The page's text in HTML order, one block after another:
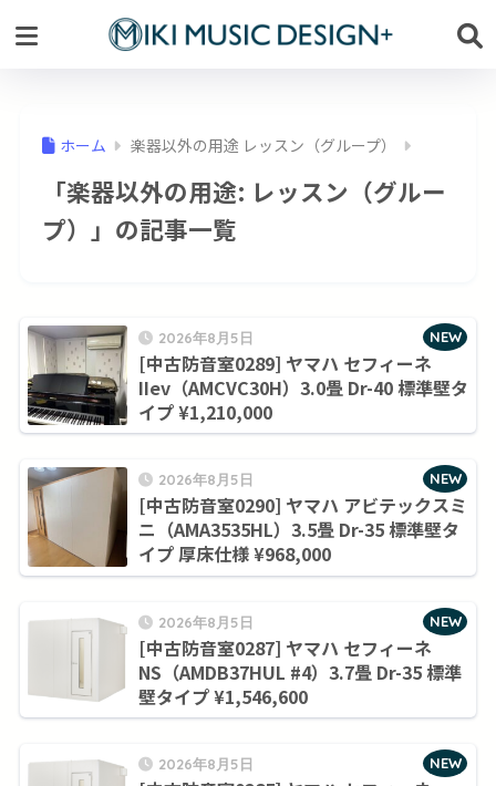
ホーム 楽器以外の用途 レッスン（グループ）
「楽器以外の用途: レッスン（グルー
プ） 」の記事一覧
2026年8月5日
[中古防音室0289] ヤマハ セフィーネ
IIev（AMCVC30H）3.0畳 Dr-40 標準壁タ
イプ ¥1,210,000
NEW
2026年8月5日
[中古防音室0290] ヤマハ アビテックスミ
ニ（AMA3535HL）3.5畳 Dr-35 標準壁タ
イプ 厚床仕様 ¥968,000
NEW
2026年8月5日
[中古防音室0287] ヤマハ セフィーネ
NS（AMDB37HUL #4）3.7畳 Dr-35 標準
壁タイプ ¥1,546,600
NEW
2026年8月5日 NEW